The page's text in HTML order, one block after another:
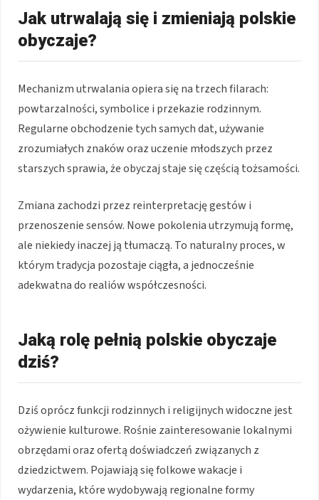
Jak utrwalają się i zmieniają polskie
obyczaje?
Mechanizm utrwalania opiera się na trzech filarach:
powtarzalności, symbolice i przekazie rodzinnym.
Regularne obchodzenie tych samych dat, używanie
zrozumiałych znaków oraz uczenie młodszych przez
starszych sprawia, że obyczaj staje się częścią tożsamości.
Zmiana zachodzi przez reinterpretację gestów i
przenoszenie sensów. Nowe pokolenia utrzymują formę,
ale niekiedy inaczej ją tłumaczą. To naturalny proces, w
którym tradycja pozostaje ciągła, a jednocześnie
adekwatna do realiów współczesności.
Jaką rolę pełnią polskie obyczaje
dziś?
Dziś oprócz funkcji rodzinnych i religijnych widoczne jest
ożywienie kulturowe. Rośnie zainteresowanie lokalnymi
obrzędami oraz ofertą doświadczeń związanych z
dziedzictwem. Pojawiają się folkowe wakacje i
wydarzenia, które wydobywają regionalne formy